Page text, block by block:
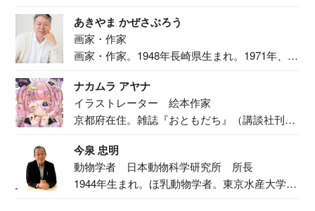
あきやま かぜさぶろう
画家・作家
画家・作家。1948年長崎県生まれ。1971年、
ナカムラ アヤナ
イラストレーター 絵本作家
京都府在住。雑誌『おともだち』（講談社刊）
今泉 忠明
動物学者 日本動物科学研究所 所長
1944年生まれ。ほ乳動物学者。東京水産大学卒